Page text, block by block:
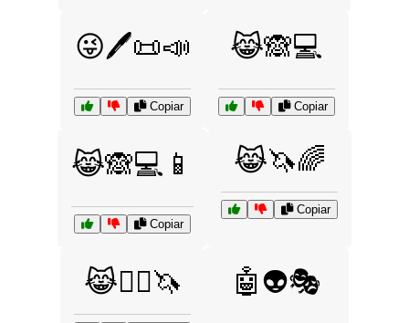
😜🖊️📜📣
Copiar
😹🙈💻
Copiar
😹🙈💻📱
Copiar
😹🦄🌈
Copiar
😹🧙‍♂️🦄 🤖👽🎭